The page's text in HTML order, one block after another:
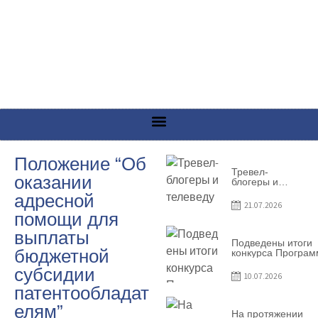
Положение “Об
оказании
адресной
помощи для
выплаты
бюджетной
субсидии
патентообладат
елям”
Тревел-
блогеры и
из Словении
сняли
Гагаузии
21.07.2026
Подведены итоги
конкурса
грантов субъектам
10.07.2026
На протяжении